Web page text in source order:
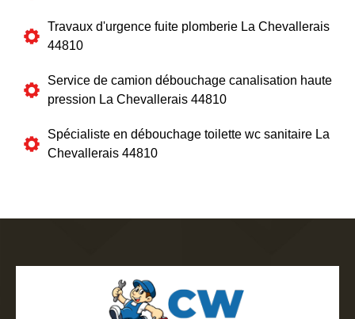
Travaux d'urgence fuite plomberie La Chevallerais
44810
Service de camion débouchage canalisation haute
pression La Chevallerais 44810
Spécialiste en débouchage toilette wc sanitaire La
Chevallerais 44810